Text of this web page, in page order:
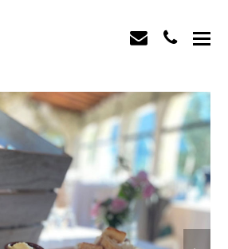
envelope
phone